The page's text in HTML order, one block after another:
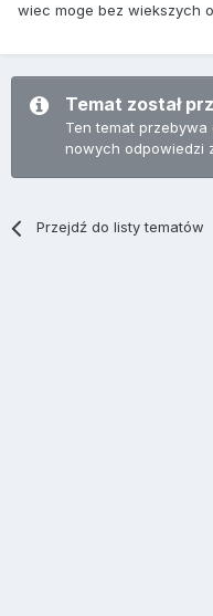
wiec moge bez wiekszych
Temat został
Ten temat
nowych odpowiedzi
Przejdź do listy tematów